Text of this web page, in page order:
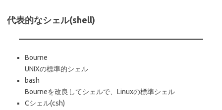
代表的なシェル(shell)
Bourne
UNIXの標準的シェル
bash
Bourneを改良してシェルで、Linuxの標準シェル
Cシェル(csh)